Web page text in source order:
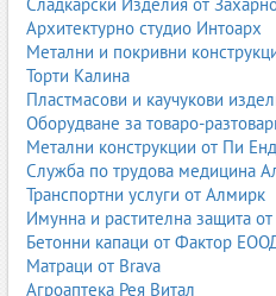
Архитектурно студио Интоарх
Метални и покривни
Торти Калина
Пластмасови и каучукови
Оборудване за товаро-
Метални конструкции от Пи
Служба по трудова медицина
Транспортни услуги от Алмирк
Имунна и растителна защита
Бетонни капаци от Фактор
Матраци от Brava
Агроаптека Рея Витал